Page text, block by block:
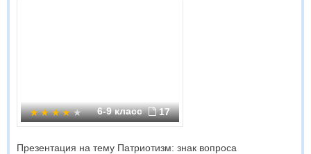
6-9 класс 17
Презентация на тему Патриотизм: знак вопроса